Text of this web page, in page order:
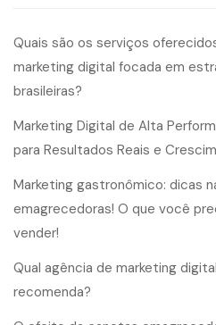
Quais são os serviços
marketing digital focada em
brasileiras?
Marketing Digital de Alta
para Resultados Reais e
Marketing gastronômico: dicas
emagrecedoras! O que você
vender!
Qual agência de marketing
recomenda?